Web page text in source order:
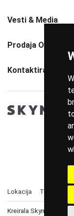
Vesti & Media
Prodaja Opreme
Kontaktirajte Nas
Lokacija Telefon
Kreirala Skymedia